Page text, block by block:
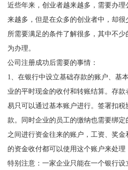
近些年来，创业者越来越多，需要办
来越多，但是在众多的创业者中，却
所需要满足的条件了解很多，其中不
为办理。
公司注册成功后需要的事情：
1、在银行中设立基础存款的账户、基
业的平时现金的收付和转账结算。存
易只可以通过基本账户进行。签署扣
款。同时企业的员工的缴纳也需要绑
之间进行资金往来的账户，工资、奖
的资金收付都可以使用这个账户来处
特别注意：一家企业只能在一个银行设